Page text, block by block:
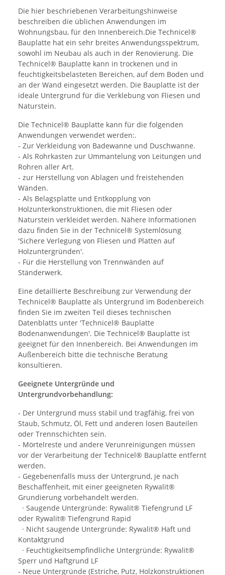
Die hier beschriebenen Verarbeitungshinweise
beschreiben die üblichen Anwendungen im
Wohnungsbau, für den Innenbereich.Die Technicel®
Bauplatte hat ein sehr breites Anwendungsspektrum,
sowohl im Neubau als auch in der Renovierung. Die
Technicel® Bauplatte kann in trockenen und in
feuchtigkeitsbelasteten Bereichen, auf dem Boden und
an der Wand eingesetzt werden. Die Bauplatte ist der
ideale Untergrund für die Verklebung von Fliesen und
Naturstein.
Die Technicel® Bauplatte kann für die folgenden
Anwendungen verwendet werden:.
- Zur Verkleidung von Badewanne und Duschwanne.
- Als Rohrkasten zur Ummantelung von Leitungen und
Rohren aller Art.
- zur Herstellung von Ablagen und freistehenden
Wänden.
- Als Belagsplatte und Entkopplung von
Holzunterkonstruktionen, die mit Fliesen oder
Naturstein verkleidet werden. Nähere Informationen
dazu finden Sie in der Technicel® Systemlösung
'Sichere Verlegung von Fliesen und Platten auf
Holzuntergründen'.
- Für die Herstellung von Trennwänden auf
Ständerwerk.
Eine detaillierte Beschreibung zur Verwendung der
Technicel® Bauplatte als Untergrund im Bodenbereich
finden Sie im zweiten Teil dieses technischen
Datenblatts unter 'Technicel® Bauplatte
Bodenanwendungen'. Die Technicel® Bauplatte ist
geeignet für den Innenbereich. Bei Anwendungen im
Außenbereich bitte die technische Beratung
konsultieren.
Geeignete Untergründe und
Untergrundvorbehandlung:
- Der Untergrund muss stabil und tragfähig, frei von
Staub, Schmutz, Öl, Fett und anderen losen Bauteilen
oder Trennschichten sein.
- Mörtelreste und andere Verunreinigungen müssen
vor der Verarbeitung der Technicel® Bauplatte entfernt
werden.
- Gegebenenfalls muss der Untergrund, je nach
Beschaffenheit, mit einer geeigneten Rywalit®
Grundierung vorbehandelt werden.
· Saugende Untergründe: Rywalit® Tiefengrund LF
oder Rywalit® Tiefengrund Rapid
· Nicht saugende Untergründe: Rywalit® Haft und
Kontaktgrund
· Feuchtigkeitsempfindliche Untergründe: Rywalit®
Sperr und Haftgrund LF
- Neue Untergründe (Estriche, Putz, Holzkonstruktionen